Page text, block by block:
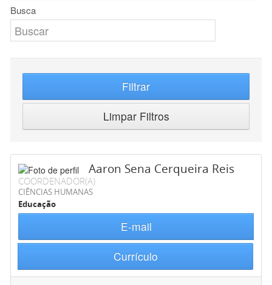
Busca
Filtrar
Limpar Filtros
Aaron Sena Cerqueira Reis
COORDENADOR(A)
CIÊNCIAS HUMANAS
Educação
E-mail
Currículo